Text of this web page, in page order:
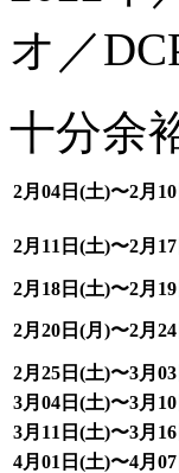
オ／
十分余
2月04日(土)〜2月
2月11日(土)〜2月
2月18日(土)〜2月
2月20日(月)〜2月
2月25日(土)〜3月
3月04日(土)〜3月
3月11日(土)〜3月
4月01日(土)〜4月